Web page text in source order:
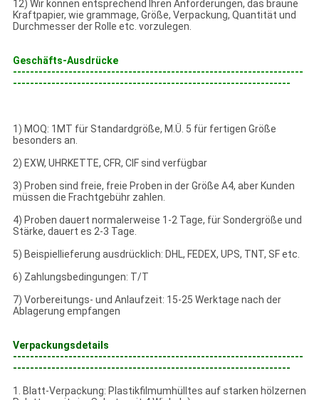
12) Wir können entsprechend Ihren Anforderungen, das braune
Kraftpapier, wie grammage, Größe, Verpackung, Quantität und
Durchmesser der Rolle etc. vorzulegen.
Geschäfts-Ausdrücke
--------------------------------------------------------------------
-----------------------------------------------------------------
1) MOQ: 1MT für Standardgröße, M.Ü. 5 für fertigen Größe
besonders an.
2) EXW, UHRKETTE, CFR, CIF sind verfügbar
3) Proben sind freie, freie Proben in der Größe A4, aber Kunden
müssen die Frachtgebühr zahlen.
4) Proben dauert normalerweise 1-2 Tage, für Sondergröße und
Stärke, dauert es 2-3 Tage.
5) Beispiellieferung ausdrücklich: DHL, FEDEX, UPS, TNT, SF etc.
6) Zahlungsbedingungen: T/T
7) Vorbereitungs- und Anlaufzeit: 15-25 Werktage nach der
Ablagerung empfangen
Verpackungsdetails
--------------------------------------------------------------------
-----------------------------------------------------------------
1. Blatt-Verpackung: Plastikfilmumhülltes auf starken hölzernen